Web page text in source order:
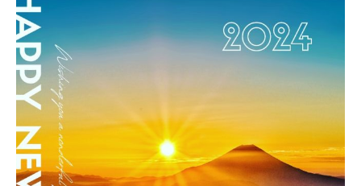
ウェブ担当者育成 研修 導入実績・事例
【ウェブ担当者育成研修実績紹
介】群馬 太田 ウェブマーケテ
ィング SEO WORDPRESS研修
｜ イトイ 様
お客様名 協同組合日本ゴールドチェーン イト
イ株式会社 様 事業概要 ジュエリーショップ